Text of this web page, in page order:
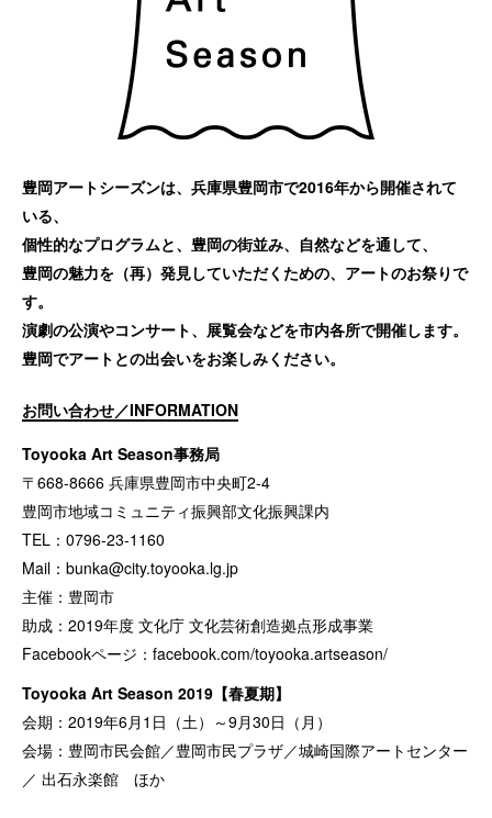
豊岡アートシーズンは、兵庫県豊岡市で2016年から開催されて
いる、
個性的なプログラムと、豊岡の街並み、自然などを通して、
豊岡の魅力を（再）発見していただくための、アートのお祭りで
す。
演劇の公演やコンサート、展覧会などを市内各所で開催します。
豊岡でアートとの出会いをお楽しみください。
お問い合わせ／INFORMATION
Toyooka Art Season事務局
〒668-8666 兵庫県豊岡市中央町2-4
豊岡市地域コミュニティ振興部文化振興課内
TEL：0796-23-1160
Mail： bunka@city.toyooka.lg.jp
主催：豊岡市
助成：2019年度 文化庁 文化芸術創造拠点形成事業
Facebookページ： facebook.com/toyooka.artseason/
Toyooka Art Season 2019【春夏期】
会期：2019年6月1日（土）～9月30日（月）
会場：豊岡市民会館／豊岡市民プラザ／城崎国際アートセンター
／ 出石永楽館 ほか